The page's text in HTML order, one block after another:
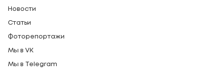
Новости
Статьи
Фоторепортажи
Мы в VK
Мы в Telegram